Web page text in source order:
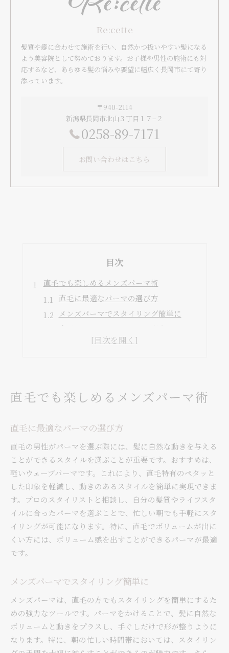
Re:cette
髪質や癖に合わせて施術を行い、自然かつ扱いやすい髪になる
よう美容院として努めております。お子様や男性の施術にも対
応するなど、あらゆる髪の悩みや要望に幅広く長岡市にて寄り
添っています。
〒940-2114
新潟県長岡市北山３丁目１７−２
0258-89-7171
お問い合わせはこちら
目次
直毛でも楽しめるメンズパーマ術
直毛に最適なパーマの選び方
メンズパーマでスタイリング簡単に
直毛だからこそのパーマの利点
メンズパーマで直毛を変える方法
直毛向けメンズパーマの魅力とは
直毛にパーマをかけるメリット
メンズパーマの新しい可能性
直毛を活かすメンズパーマ術
メンズパーマが直毛に与える影響
メンズパーマで直毛を活かす方法
直毛に似合うパーマスタイル
メンズパーマで個性を引き出す
直毛の利点を活かすパーマテク
直毛に最適なメンズパーマスタイル
直毛でも似合うパーマデザイン
メンズパーマで直毛を楽しむ
直毛専用のパーマスタイル提案
直毛でも楽しめるメンズパーマ術
直毛に最適なパーマの選び方
直毛の男性がパーマを選ぶ際には、髪に自然な動きを与える
ことができるスタイルを選ぶことが重要です。おすすめは、
軽いウェーブパーマです。これにより、直毛特有のペタッと
した印象を軽減し、動きのあるスタイルを簡単に実現できま
す。プロのスタイリストと相談し、自分の髪質やライフスタ
イルに合ったパーマを選ぶことで、忙しい朝でも手軽にスタ
イリングが可能になります。特に、直毛でボリュームが出に
くい方には、ボリューム感を出すことができるパーマが最適
です。
メンズパーマでスタイリング簡単に
メンズパーマは、直毛の方でもスタイリングを簡単にするた
めの強力なツールです。パーマをかけることで、髪に自然な
ボリュームと動きをプラスし、手ぐしだけで形が整うように
なります。特に、朝の忙しい時間帯においては、スタイリン